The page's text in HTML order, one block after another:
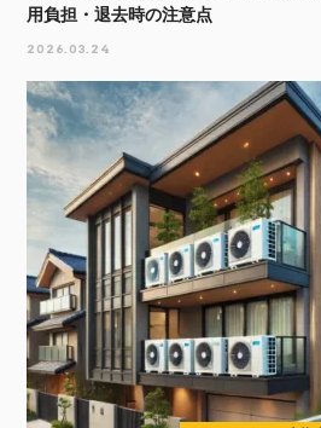
用負担・退去時の注意点
2026.03.24